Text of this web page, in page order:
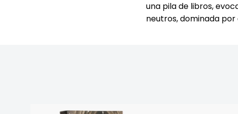
una pila de libros,
neutros, dominada